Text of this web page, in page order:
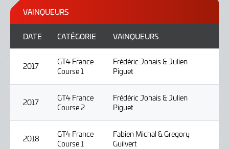
VAINQUEURS
DATE CATÉGORIE VAINQUEURS
2017
GT4 France
Course 1
Frédéric Johais & Julien
Piguet
2017
GT4 France
Course 2
Frédéric Johais & Julien
Piguet
2018
GT4 France
Course 1
Fabien Michal & Gregory
Guilvert